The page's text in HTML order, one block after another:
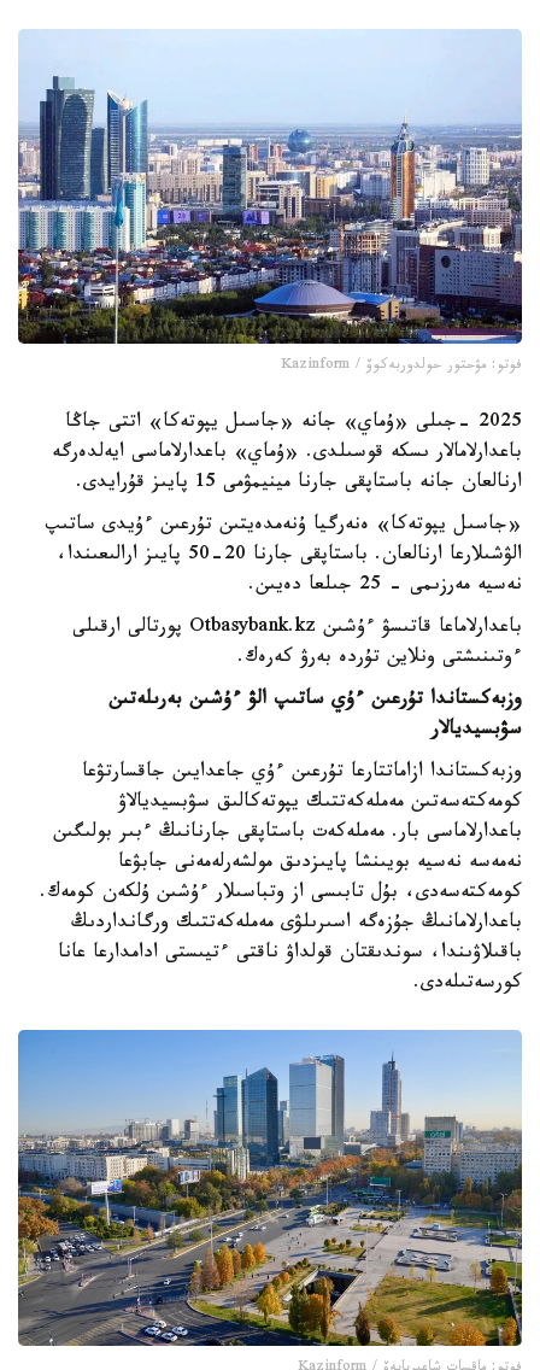
فوتو: مۋحتور حولدوربەكوۆ / Kazinform
2025 -جىلى «ۇماي» جانە «جاسىل يپوتەكا» اتتى جاڭا
باعدارلامالار ىسكە قوسىلدى. «ۇماي» باعدارلاماسى ايەلدەرگە
ارنالعان جانە باستاپقى جارنا مينيمۋمى 15 پايىز قۇرايدى.
«جاسىل يپوتەكا» ەنەرگيا ۇنەمدەيتىن تۇرعىن ءۇيدى ساتىپ
الۋشىلارعا ارنالعان. باستاپقى جارنا 20-50 پايىز ارالىعىندا،
نەسيە مەرزىمى - 25 جىلعا دەيىن.
باعدارلاماعا قاتىسۋ ءۇشىن Otbasybank.kz پورتالى ارقىلى
ءوتىنىشتى ونلاين تۇردە بەرۋ كەرەك.
وزبەكستاندا تۇرعىن ءۇي ساتىپ الۋ ءۇشىن بەرىلەتىن
سۋبسيديالار
وزبەكستاندا ازاماتتارعا تۇرعىن ءۇي جاعدايىن جاقسارتۋعا
كومەكتەسەتىن مەملەكەتتىك يپوتەكالىق سۋبسيديالاۋ
باعدارلاماسى بار. مەملەكەت باستاپقى جارنانىڭ ءبىر بولىگىن
نەمەسە نەسيە بويىنشا پايىزدىق مولشەرلەمەنى جابۋعا
كومەكتەسەدى، بۇل تابىسى از وتباسىلار ءۇشىن ۇلكەن كومەك.
باعدارلامانىڭ جۇزەگە اسىرىلۋى مەملەكەتتىك ورگانداردىڭ
باقىلاۋىندا، سوندىقتان قولداۋ ناقتى ءتيىستى ادامدارعا عانا
كورسەتىلەدى.